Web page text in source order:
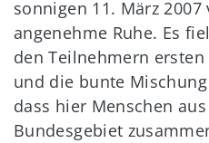
sonnigen 11. März
angenehme Ruhe. Es
den Teilnehmern
und die bunte
dass hier Menschen
Bundesgebiet